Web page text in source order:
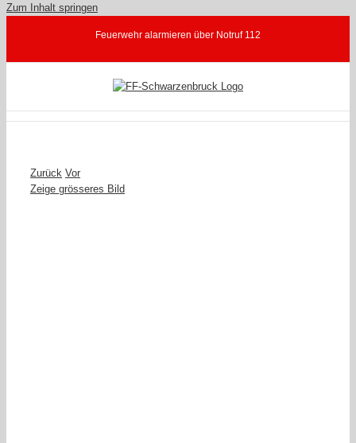
Zum Inhalt springen
Feuerwehr alarmieren über Notruf 112
Zurück Vor
Zeige grösseres Bild